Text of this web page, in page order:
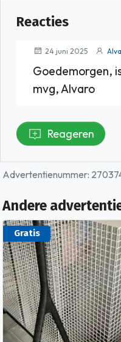
Reacties
24 juni 2025
Goedemorgen,
mvg, Alvaro
Reageren
Advertentienummer:
Andere
Gratis